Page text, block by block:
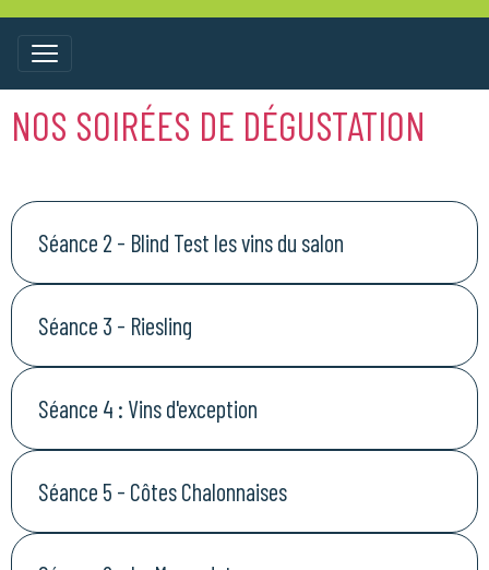
NOS SOIRÉES DE DÉGUSTATION
Séance 2 - Blind Test les vins du salon
Séance 3 - Riesling
Séance 4 : Vins d'exception
Séance 5 - Côtes Chalonnaises